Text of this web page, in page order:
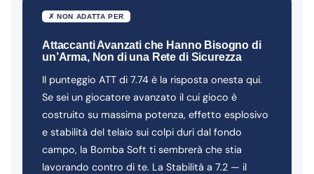
✗ NON ADATTA PER
Attaccanti Avanzati che Hanno Bisogno di
un’Arma, Non di una Rete di Sicurezza
Il punteggio ATT di 7.74 è la risposta onesta qui.
Se sei un giocatore avanzato il cui gioco è
costruito su massima potenza, effetto esplosivo
e stabilità del telaio sui colpi duri dal fondo
campo, la Bomba Soft ti sembrerà che stia
lavorando contro di te. La Stabilità a 7.2 — il